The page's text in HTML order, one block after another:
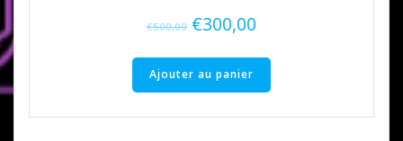
€500,00 Le
initial
était :
€500,00.
€300,00
est :
€300,00.
Ajouter au panier